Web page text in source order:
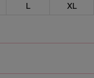
L
XL